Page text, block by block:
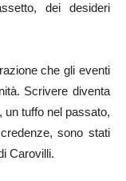
dei desideri
che gli eventi
Scrivere diventa
un tuffo nel passato,
sono stati
Carovilli.